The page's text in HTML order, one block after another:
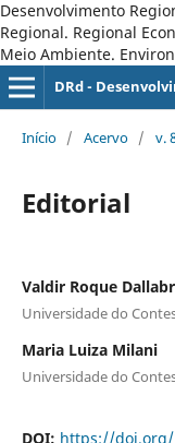
Desenvolvimento
Regional. Regional
Meio Ambiente.
DRd -
Início / Acervo / v.
Editorial
Valdir Roque
Universidade do
Maria Luiza Milani
Universidade do
DOI: https://doi.org/